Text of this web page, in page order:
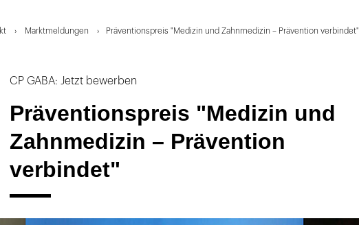
Marktmeldungen Präventionspreis "Medizin und Zahnmedizin – Prävention verbindet"
CP GABA: Jetzt bewerben
Präventionspreis "Medizin und
Zahnmedizin – Prävention
verbindet"